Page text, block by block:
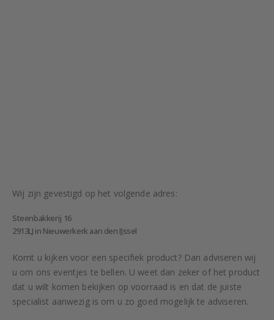
Wij zijn gevestigd op het volgende adres:
Steenbakkerij 16
2913LJ in Nieuwerkerk aan den IJssel
Komt u kijken voor een specifiek product? Dan adviseren wij
u om ons eventjes te bellen. U weet dan zeker of het product
dat u wilt komen bekijken op voorraad is en dat de juiste
specialist aanwezig is om u zo goed mogelijk te adviseren.